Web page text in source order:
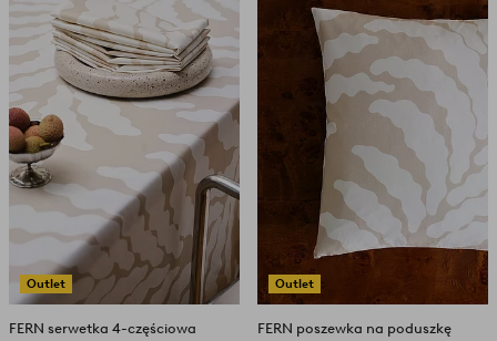
Outlet
ulubionych
FERN serwetka 4-częściowa
Outlet
FERN poszewka na poduszkę